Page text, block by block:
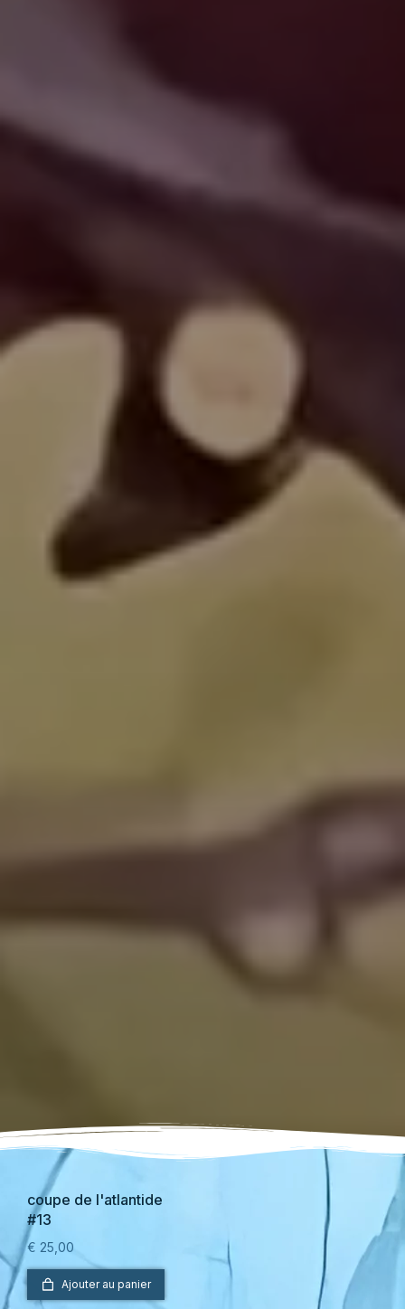
coupe de l'atlantide
#13
€ 25,00
Ajouter au panier